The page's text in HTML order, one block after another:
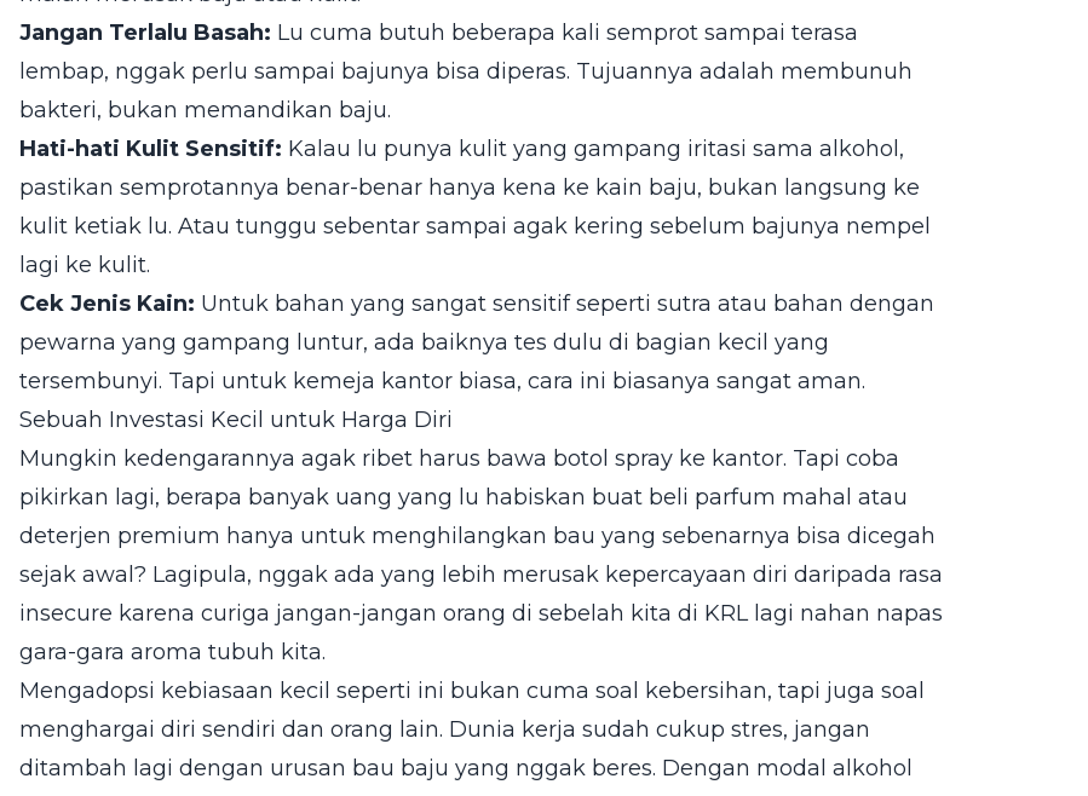
Jangan Terlalu Basah: Lu cuma butuh beberapa kali semprot sampai terasa
lembap, nggak perlu sampai bajunya bisa diperas. Tujuannya adalah membunuh
bakteri, bukan memandikan baju.
Hati-hati Kulit Sensitif: Kalau lu punya kulit yang gampang iritasi sama alkohol,
pastikan semprotannya benar-benar hanya kena ke kain baju, bukan langsung ke
kulit ketiak lu. Atau tunggu sebentar sampai agak kering sebelum bajunya nempel
lagi ke kulit.
Cek Jenis Kain: Untuk bahan yang sangat sensitif seperti sutra atau bahan dengan
pewarna yang gampang luntur, ada baiknya tes dulu di bagian kecil yang
tersembunyi. Tapi untuk kemeja kantor biasa, cara ini biasanya sangat aman.
Sebuah Investasi Kecil untuk Harga Diri
Mungkin kedengarannya agak ribet harus bawa botol spray ke kantor. Tapi coba
pikirkan lagi, berapa banyak uang yang lu habiskan buat beli parfum mahal atau
deterjen premium hanya untuk menghilangkan bau yang sebenarnya bisa dicegah
sejak awal? Lagipula, nggak ada yang lebih merusak kepercayaan diri daripada rasa
insecure karena curiga jangan-jangan orang di sebelah kita di KRL lagi nahan napas
gara-gara aroma tubuh kita.
Mengadopsi kebiasaan kecil seperti ini bukan cuma soal kebersihan, tapi juga soal
menghargai diri sendiri dan orang lain. Dunia kerja sudah cukup stres, jangan
ditambah lagi dengan urusan bau baju yang nggak beres. Dengan modal alkohol